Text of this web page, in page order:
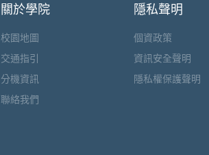
關於學院
校園地圖
交通指引
分機資訊
聯絡我們
隱私聲明
個資政策
資訊安全聲明
隱私權保護聲明